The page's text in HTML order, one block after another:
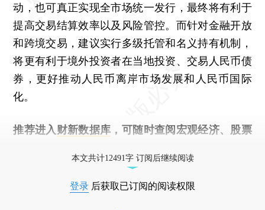
动，也可真正实现全市场统一发行，最终将有利于
提高交易结算效率以及风险管控。而针对金融开放
和跨境交易，建议实行多级托管和名义持有机制，
将更有利于境外投资者在当地投资、交易人民币债
券，更好推动人民币离岸市场发展和人民币国际
化。
推荐进入 财新数据库 ，可随时查阅宏观经济、股票
本文共计12491字 订阅后继续阅读
登录 后获取已订阅的阅读权限